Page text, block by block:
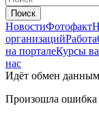
Поиск
НовостиФотофакт
организацийРабота
на порталеКурсы
нас
Идёт обмен
Произошла ошибка